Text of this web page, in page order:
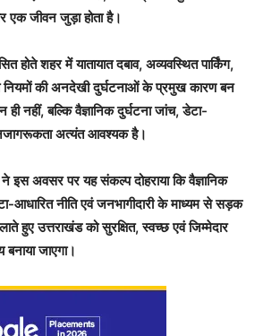
एक जीवन जुड़ा होता है।
होते शहर में यातायात दबाव, अव्यवस्थित पार्किंग,
नियमों की अनदेखी दुर्घटनाओं के प्रमुख कारण बन
नहीं, बल्कि वैज्ञानिक दुर्घटना जांच, डेटा-
अत्यंत आवश्यक है।
ने इस अवसर पर यह संकल्प दोहराया कि वैज्ञानिक
आधारित नीति एवं जनभागीदारी के माध्यम से सड़क
हुए उत्तराखंड को सुरक्षित, स्वच्छ एवं जिम्मेदार
बनाया जाएगा।